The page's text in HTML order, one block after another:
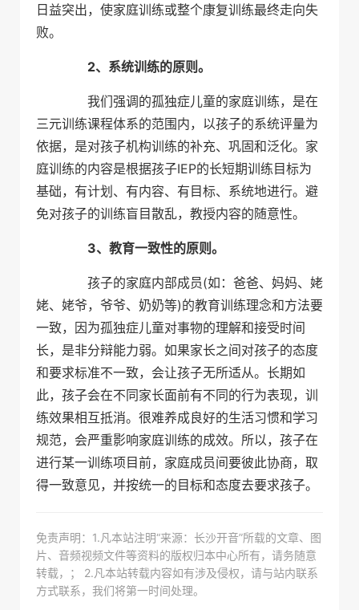
日益突出，使家庭训练或整个康复训练最终走向失
败。
2、系统训练的原则。
我们强调的孤独症儿童的家庭训练，是在
三元训练课程体系的范围内，以孩子的系统评量为
依据，是对孩子机构训练的补充、巩固和泛化。家
庭训练的内容是根据孩子IEP的长短期训练目标为
基础，有计划、有内容、有目标、系统地进行。避
免对孩子的训练盲目散乱，教授内容的随意性。
3、教育一致性的原则。
孩子的家庭内部成员(如：爸爸、妈妈、姥
姥、姥爷，爷爷、奶奶等)的教育训练理念和方法要
一致，因为孤独症儿童对事物的理解和接受时间
长，是非分辩能力弱。如果家长之间对孩子的态度
和要求标准不一致，会让孩子无所适从。长期如
此，孩子会在不同家长面前有不同的行为表现，训
练效果相互抵消。很难养成良好的生活习惯和学习
规范，会严重影响家庭训练的成效。所以，孩子在
进行某一训练项目前，家庭成员间要彼此协商，取
得一致意见，并按统一的目标和态度去要求孩子。
免责声明：1.凡本站注明“来源：长沙开音”所载的文章、图
片、音频视频文件等资料的版权归本中心所有，请务随意
转载，； 2.凡本站转载内容如有涉及侵权，请与站内联系
方式联系，我们将第一时间处理。